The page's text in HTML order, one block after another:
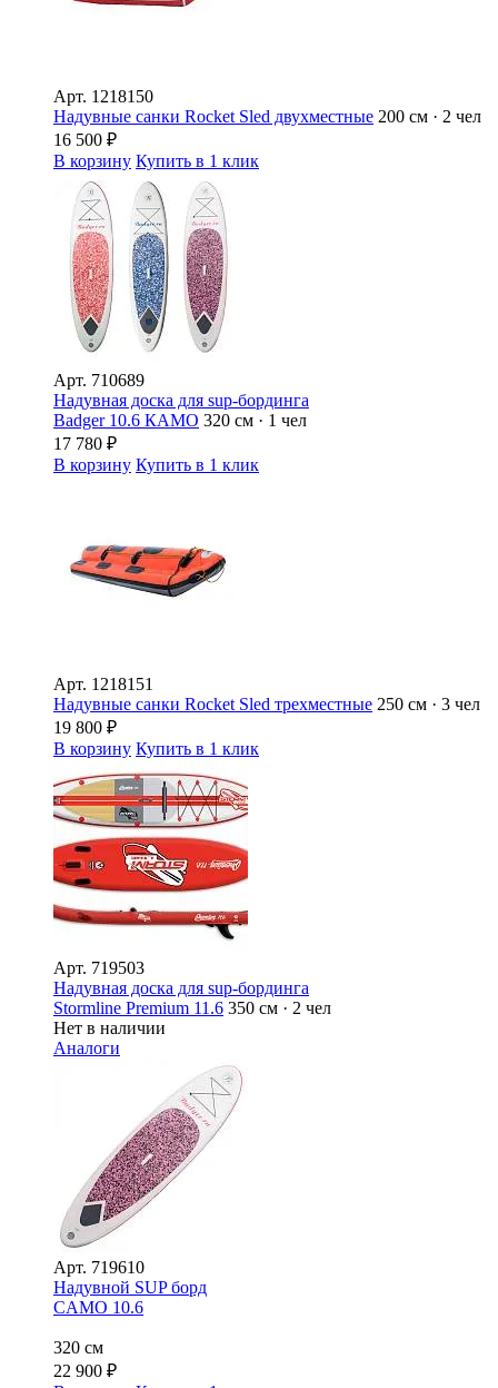
Арт. 1218150
Надувные санки Rocket Sled двухместные 200 см · 2 чел
16 500 ₽
В корзину Купить в 1 клик
Арт. 710689
Надувная доска для sup-бординга
Badger 10.6 КАМО 320 см · 1 чел
17 780 ₽
В корзину Купить в 1 клик
Арт. 1218151
Надувные санки Rocket Sled трехместные 250 см · 3 чел
19 800 ₽
В корзину Купить в 1 клик
Арт. 719503
Надувная доска для sup-бординга
Stormline Premium 11.6 350 см · 2 чел
Нет в наличии
Аналоги
Арт. 719610
Надувной SUP борд
CAMO 10.6
320 см
22 900 ₽